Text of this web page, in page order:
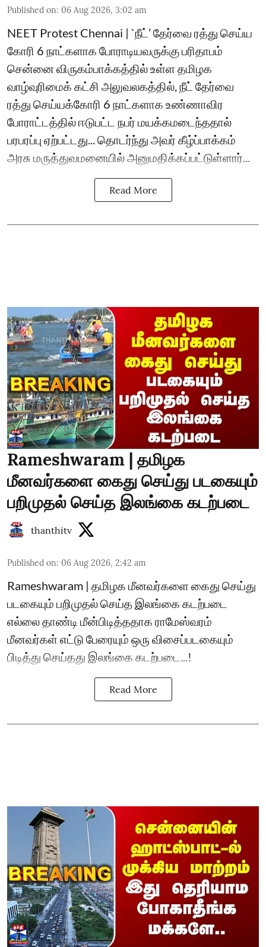
Published on: 06 Aug 2026, 3:02 am
NEET Protest Chennai | `நீட்’ தேர்வை ரத்து செய்ய
கோரி 6 நாட்களாக போராடியவருக்கு பரிதாபம்
சென்னை விருகம்பாக்கத்தில் உள்ள தமிழக
வாழ்வுரிமைக் கட்சி அலுவலகத்தில், நீட் தேர்வை
ரத்து செய்யக்கோரி 6 நாட்களாக உண்ணாவிர
போராட்டத்தில் ஈடுபட்ட நபர் மயக்கமடைந்த‌தால்
பரபரப்பு ஏற்பட்ட‌து... தொடர்ந்து அவர் கீழ்ப்பாக்கம்
அரசு மருத்துவமனையில் அனுமதிக்கப்பட்டுள்ளார்...
Read More
Rameshwaram | தமிழக
மீனவர்களை கைது செய்து படகையும்
பறிமுதல் செய்த இலங்கை கடற்படை
thanthitv
Published on: 06 Aug 2026, 2:42 am
Rameshwaram | தமிழக மீனவர்களை கைது செய்து
படகையும் பறிமுதல் செய்த இலங்கை கடற்படை
எல்லை தாண்டி மீன்பிடித்ததாக ராமேஸ்வரம்
மீனவர்கள் எட்டு பேரையும் ஒரு விசைப்படகையும்
பிடித்து செய்தது இலங்கை கடற்படை...!
Read More